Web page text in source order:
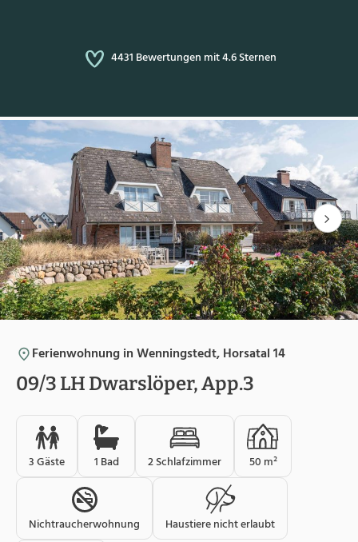
4431 Bewertungen mit 4.6 Sternen
Ferienwohnung in Wenningstedt, Horsatal 14
09/3 LH Dwarslöper, App.3
3 Gäste 1 Bad 2 Schlafzimmer 50 m²
Nichtraucherwohnung Haustiere nicht erlaubt